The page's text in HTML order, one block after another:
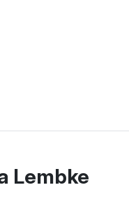
Lembke